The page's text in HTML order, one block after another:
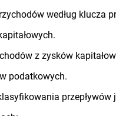
według klucza
z zysków
podatkowych.
przepływów